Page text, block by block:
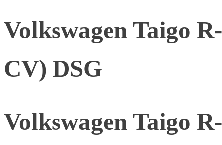
Volkswagen Taigo
CV) DSG
Volkswagen Taigo